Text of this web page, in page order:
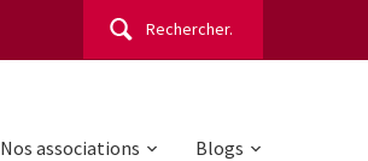
Rechercher :
Nos associations Blogs